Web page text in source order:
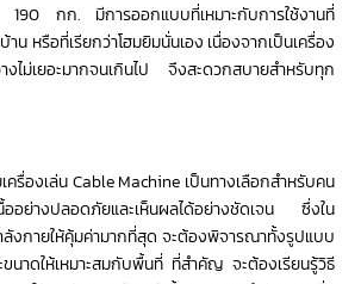
190 กก. มีการออกแบบที่เหมาะกับการใช้งานที่
าน หรือที่เรียกว่าโฮมยิมนั่นเอง เนื่องจากเป็นเครื่อง
งไม่เยอะมากจนเกินไป จึงสะดวกสบายสำหรับทุก
รื่องเล่น Cable Machine เป็นทางเลือกสำหรับคน
ออย่างปลอดภัยและเห็นผลได้อย่างชัดเจน ซึ่งใน
ลังกายให้คุ้มค่ามากที่สุด จะต้องพิจารณาทั้งรูปแบบ
นาดให้เหมาะสมกับพื้นที่ ที่สำคัญ จะต้องเรียนรู้วิธี